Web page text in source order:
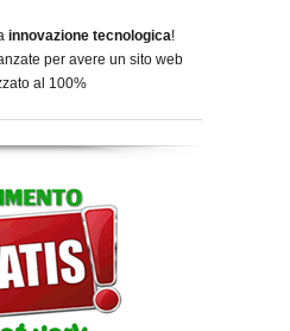
innovazione tecnologica!
per avere un sito web
al 100%